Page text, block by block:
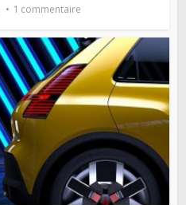
1 commentaire